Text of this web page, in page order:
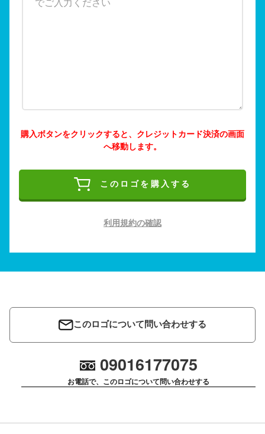
購入ボタンをクリックすると、クレジットカード決済の画面
へ移動します。
このロゴを購入する
利用規約の確認
このロゴについて問い合わせする
09016177075
お電話で、このロゴについて問い合わせする